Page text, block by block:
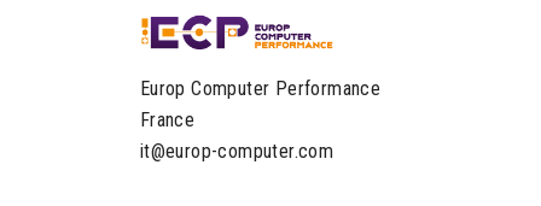
Europ Computer Performance
France
it@europ-computer.com